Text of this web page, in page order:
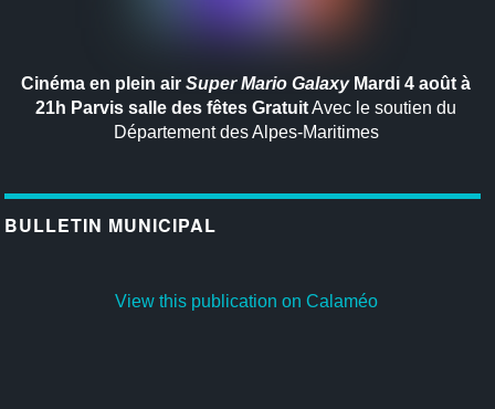
Cinéma en plein air Super Mario GalaxyMardi 4 août à
21h Parvis salle des fêtes GratuitAvec le soutien du
Département des Alpes-Maritimes
BULLETIN MUNICIPAL
View this publication on Calaméo